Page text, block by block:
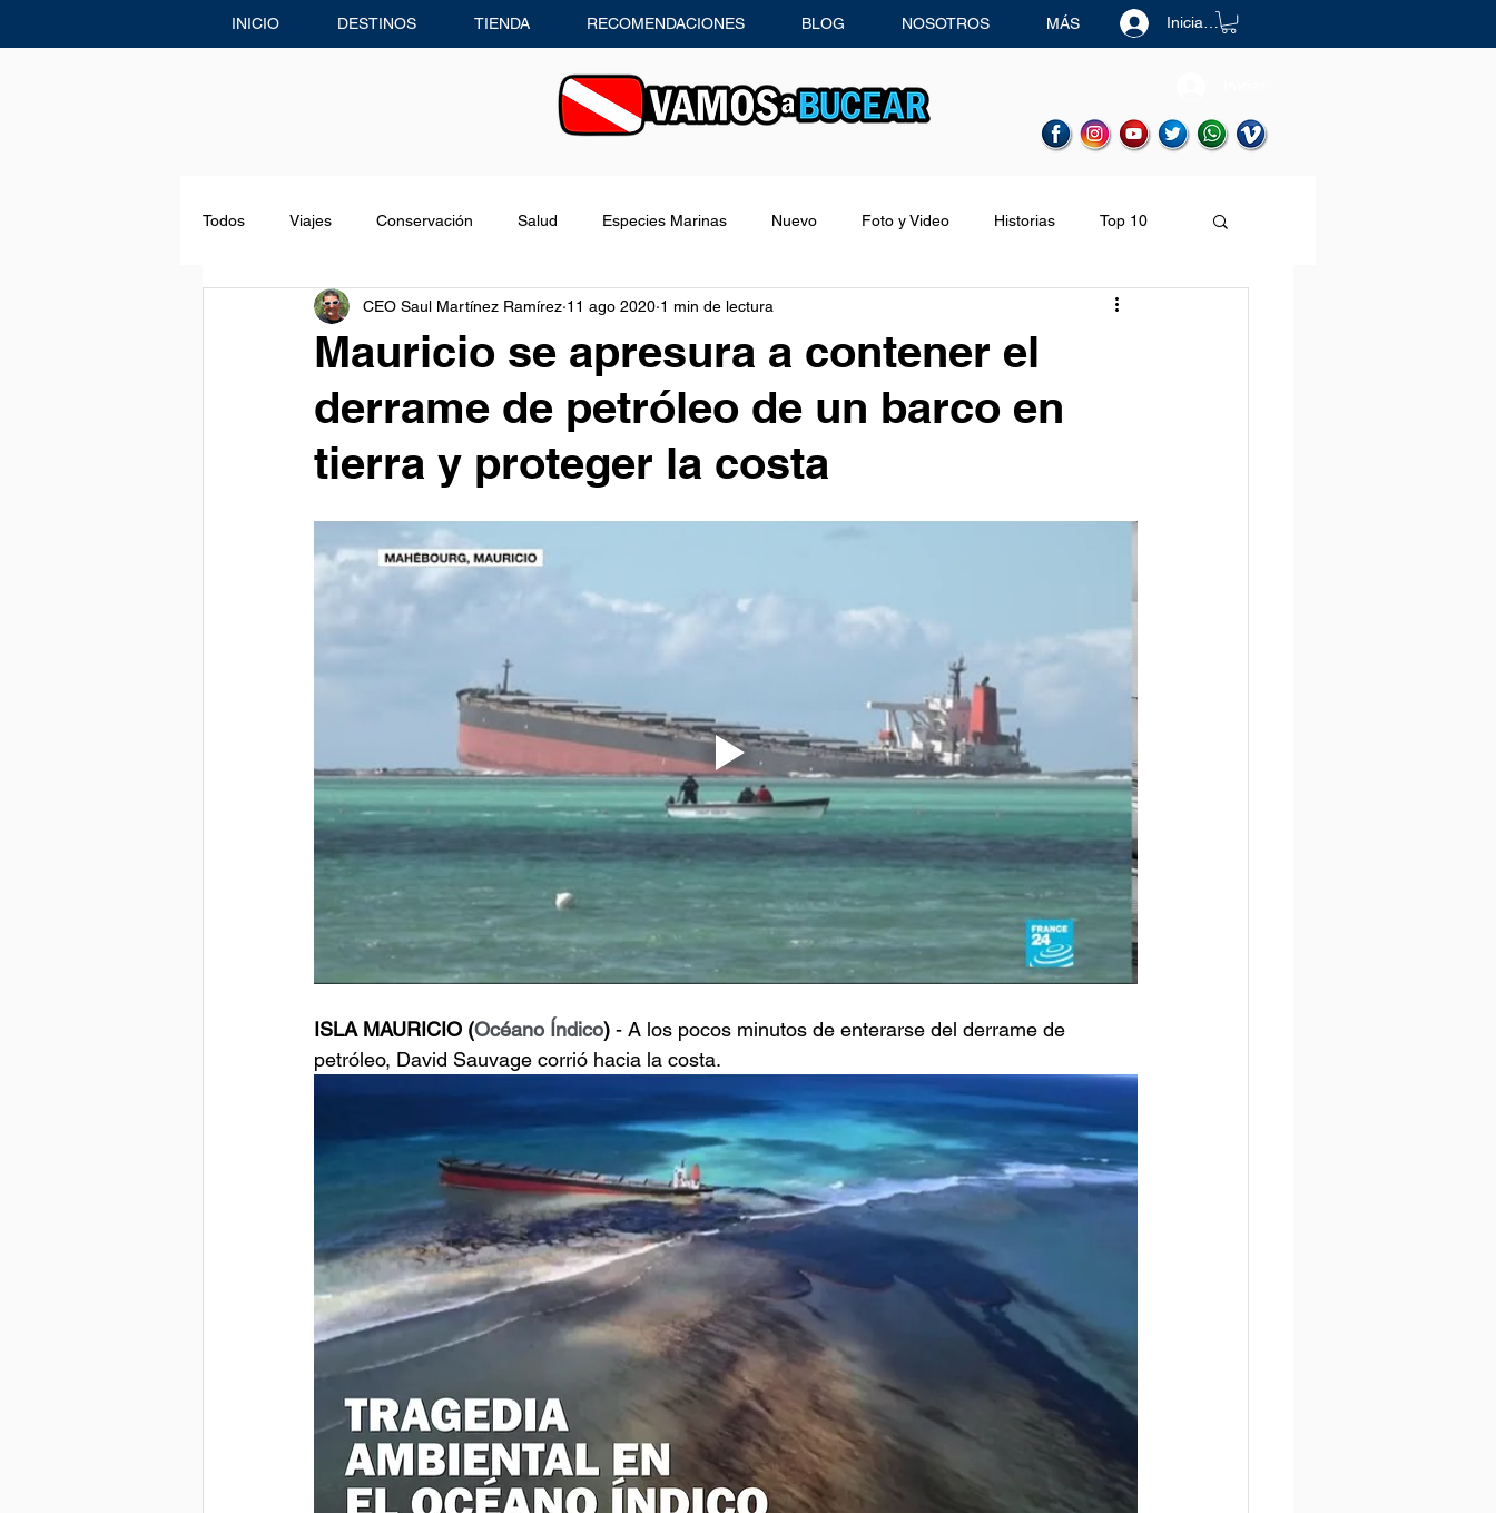
INICIO DESTINOS TIENDA RECOMENDACIONES BLOG NOSOTROS MÁS Iniciar sesión
Todos Viajes Conservación Salud Especies Marinas Nuevo Foto y Video Historias Top 10
Freediving Eventos & Noticias Consejos de Buceo Recomendaciones
Centro de Buceo Aventuras Equipo de Buceo Concursos
Mauricio se apresura a contener el
derrame de petróleo de un barco en
tierra y proteger la costa
CEO Saul Martínez Ramírez 11 ago 2020 1 min de lectura
ISLA MAURICIO (Océano Índico) - A los pocos minutos de enterarse del derrame de
petróleo, David Sauvage corrió hacia la costa.